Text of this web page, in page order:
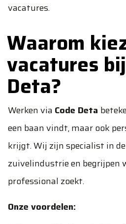
vacatures.
Waarom
vacatures
Deta?
Werken via Code Deta
een baan vindt, maar ook
krijgt. Wij zijn specialist in
zuivelindustrie en begrijpen
professional zoekt.
Onze voordelen: